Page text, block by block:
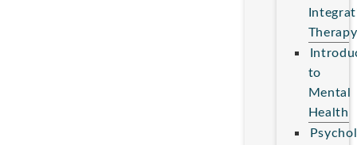
Therapy
to
Mental
Health